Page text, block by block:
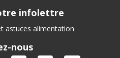
infolettre
astuces alimentation
nous